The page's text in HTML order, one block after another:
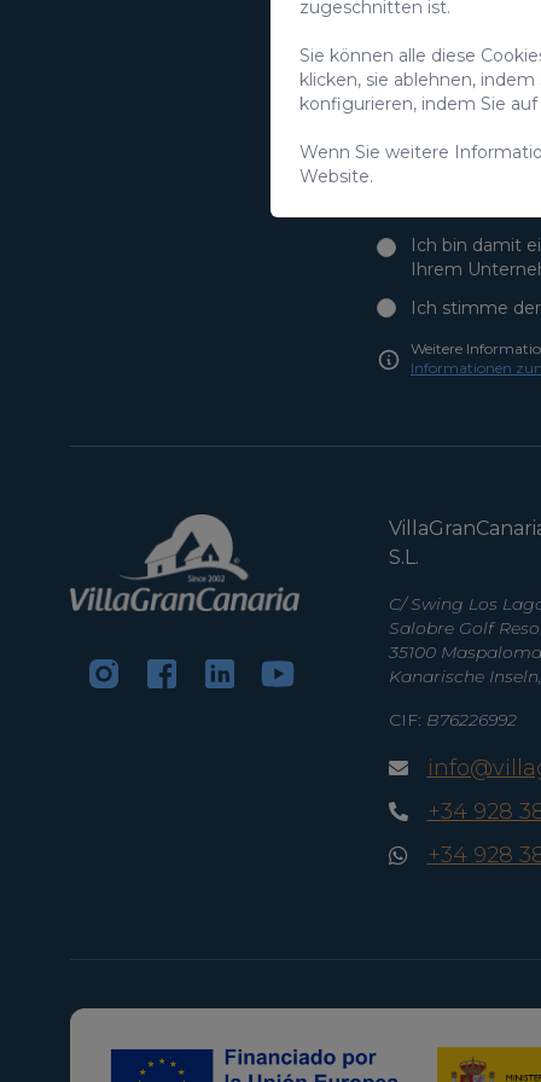
Ich bin damit
Ihrem
Ich stimme
Weitere
Informationen
S.L.
C/ Swing Los
Salobre Golf
35100
Kanarische
CIF: B76226992
+34 928
+34 928
zugeschnitten ist.
Sie können alle diese
klicken, sie ablehnen,
konfigurieren, indem Sie
Wenn Sie weitere
Website.